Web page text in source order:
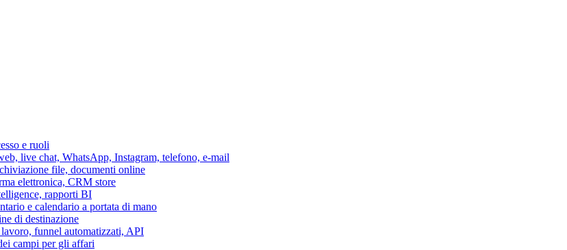
e ruoli
live chat, WhatsApp, Instagram, telefono, e-mail
file, documenti online
elettronica, CRM store
rapporti BI
e calendario a portata di mano
di destinazione
funnel automatizzati, API
campi per gli affari